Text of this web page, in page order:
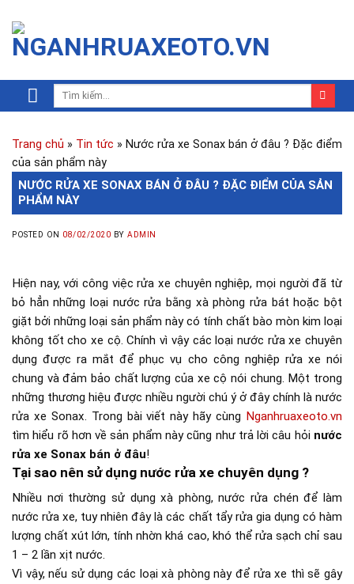
Trang chủ » Tin tức » Nước rửa xe Sonax bán ở đâu ? Đặc điểm
của sản phẩm này
NƯỚC RỬA XE SONAX BÁN Ở ĐÂU ? ĐẶC ĐIỂM CỦA SẢN
PHẨM NÀY
POSTED ON 08/02/2020 BYADMIN
Hiện nay, với công việc rửa xe chuyên nghiệp, mọi người đã từ
bỏ hẳn những loại nước rửa bằng xà phòng rửa bát hoặc bột
giặt bởi những loại sản phẩm này có tính chất bào mòn kim loại
không tốt cho xe cộ. Chính vì vậy các loại nước rửa xe chuyên
dụng được ra mắt để phục vụ cho công nghiệp rửa xe nói
chung và đảm bảo chất lượng của xe cộ nói chung. Một trong
những thương hiệu được nhiều người chú ý ở đây chính là nước
rửa xe Sonax. Trong bài viết này hãy cùng Nganhruaxeoto.vn
tìm hiểu rõ hơn về sản phẩm này cũng như trả lời câu hỏi nước
rửa xe Sonax bán ở đâu!
Tại sao nên sử dụng nước rửa xe chuyên dụng ?
Nhiều nơi thường sử dụng xà phòng, nước rửa chén để làm
nước rửa xe, tuy nhiên đây là các chất tẩy rửa gia dụng có hàm
lượng chất xút lớn, tính nhờn khá cao, khó thể rửa sạch chỉ sau
1 – 2 lần xịt nước.
Vì vậy, nếu sử dụng các loại xà phòng này để rửa xe thì sẽ gây